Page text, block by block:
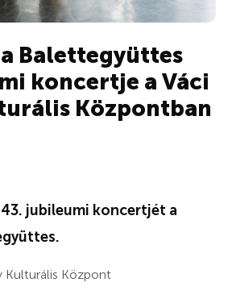
Balettegyüttes
koncertje a Váci
Központban
jubileumi koncertjét a
Kulturális Központ